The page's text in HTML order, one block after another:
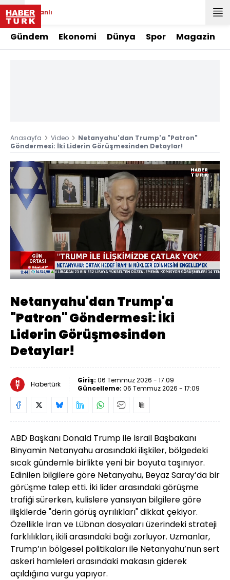
Canlı
Gündem Ekonomi Dünya Spor Magazin
Anasayfa Video
Netanyahu'dan Trump'a "Patron"
Göndermesi: İki Liderin Görüşmesinden Detaylar!
Sesi
Aç
Yüklendi:
64.82%
Oynatma
Hızı
Netanyahu'dan Trump'a
"Patron" Göndermesi: İki
Liderin Görüşmesinden
Detaylar!
Habertürk Giriş: 06 Temmuz 2026 - 17:09
Güncelleme: 06 Temmuz 2026 - 17:09
ABD Başkanı Donald Trump ile İsrail Başbakanı
Binyamin Netanyahu arasındaki ilişkiler, bölgedeki
sıcak gündemle birlikte yeni bir boyuta taşınıyor.
Edinilen bilgilere göre Netanyahu, Beyaz Saray’da bir
görüşme talep etti. İki lider arasındaki görüşme
trafiği sürerken, kulislere yansıyan bilgilere göre
ilişkilerde "derin görüş ayrılıkları" dikkat çekiyor.
Özellikle İran ve Lübnan dosyaları üzerindeki strateji
farklılıkları, ikili arasındaki bağı zorluyor. Uzmanlar,
Trump’ın bölgesel politikaları ile Netanyahu’nun sert
askeri hamleleri arasındaki makasın giderek
açıldığına vurgu yapıyor.